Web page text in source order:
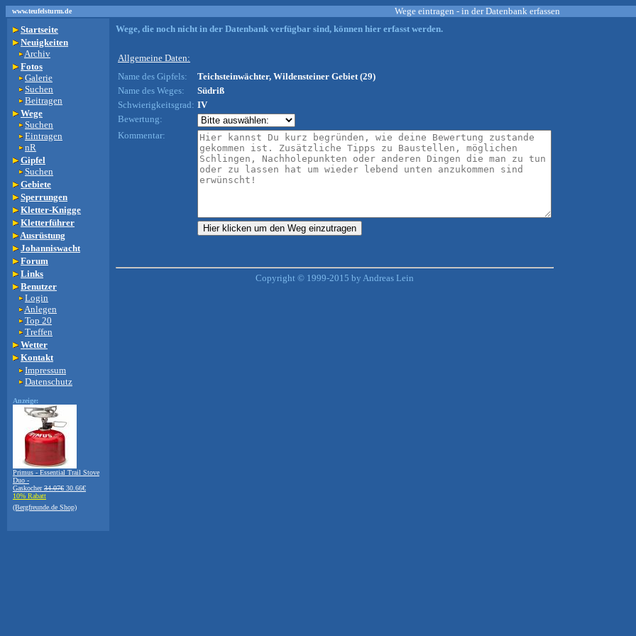
www.teufelsturm.de Wege eintragen - in der Datenbank erfassen
Startseite
Neuigkeiten
Archiv
Fotos
Galerie
Suchen
Beitragen
Wege
Suchen
Eintragen
nR
Gipfel
Suchen
Gebiete
Sperrungen
Kletter-Knigge
Kletterführer
Ausrüstung
Johanniswacht
Forum
Links
Benutzer
Login
Anlegen
Top 20
Treffen
Wetter
Kontakt
Impressum
Datenschutz
Anzeige:
Primus - Essential Trail Stove
Duo -
Gaskocher34.07€ 30.66€
10% Rabatt
(Bergfreunde.de Shop)
Wege, die noch nicht in der Datenbank verfügbar sind, können hier erfasst werden.
Allgemeine Daten:
Name des Gipfels:
Teichsteinwächter, Wildensteiner Gebiet (29)
Name des Weges:
Südriß
Schwierigkeitsgrad: IV
Bewertung:
Kommentar:
Copyright © 1999-2015 by Andreas Lein